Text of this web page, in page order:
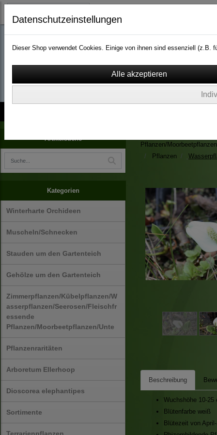
wassergarten-
Artikelsuche
Kategorien
Winterharte Orchideen
Muscheln/Schnecken
Stauden um den Gartenteich
Gehölze um den Gartenteich
Zimmerpflanzen/Kübelpflanzen/W
asserpflanzen/Seerosen/Fleischfr
essende
Pflanzen/Moorbeetpflanzen/Unte
Pflanzenraritäten
Arboretum Ellerhoop
Dioscorea elephantipes
Sortimente
Pflanzen/
Pflanzen
Beschreibung
Wuchshöhe 10-25
Blütenfarbe weiß
Blütezeit von
Datenschutzeinstellungen
Dieser Shop verwendet Cookies. Einige von ihnen sind essenziell (z.B.